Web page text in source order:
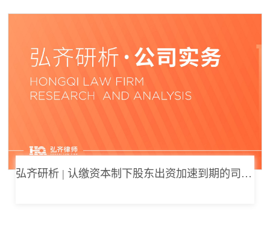
弘齐研析 | 认缴资本制下股东出资加速到期的司法边界与例外体系